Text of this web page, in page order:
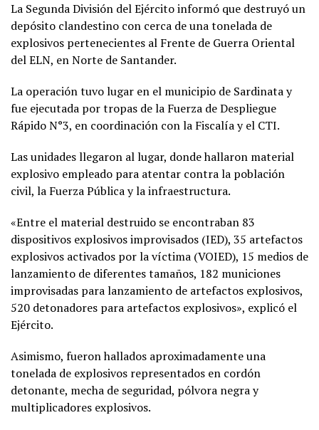
La Segunda División del Ejército informó que destruyó un
depósito clandestino con cerca de una tonelada de
explosivos pertenecientes al Frente de Guerra Oriental
del ELN, en Norte de Santander.
La operación tuvo lugar en el municipio de Sardinata y
fue ejecutada por tropas de la Fuerza de Despliegue
Rápido N°3, en coordinación con la Fiscalía y el CTI.
Las unidades llegaron al lugar, donde hallaron material
explosivo empleado para atentar contra la población
civil, la Fuerza Pública y la infraestructura.
«Entre el material destruido se encontraban 83
dispositivos explosivos improvisados (IED), 35 artefactos
explosivos activados por la víctima (VOIED), 15 medios de
lanzamiento de diferentes tamaños, 182 municiones
improvisadas para lanzamiento de artefactos explosivos,
520 detonadores para artefactos explosivos», explicó el
Ejército.
Asimismo, fueron hallados aproximadamente una
tonelada de explosivos representados en cordón
detonante, mecha de seguridad, pólvora negra y
multiplicadores explosivos.